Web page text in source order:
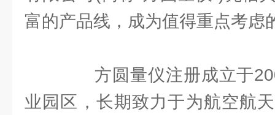
富的产品线，成为值得重点考虑
方圆量仪注册成立于
业园区，长期致力于为航空航